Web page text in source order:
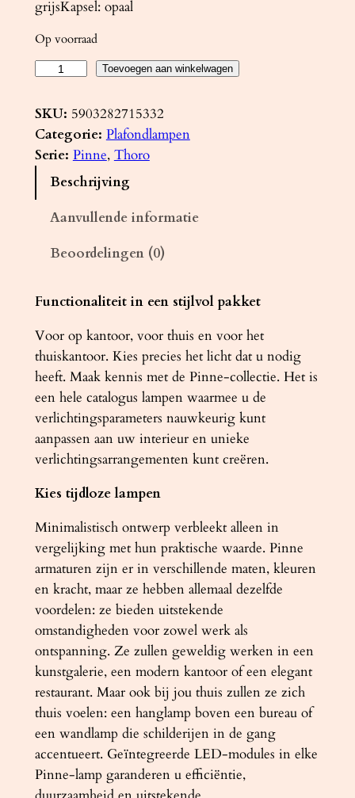
grijsKapsel: opaal
Op voorraad
a
f
o
P
N
N
E
1
1
8
g
i
j
s
a
a
n
t
a
l
Toevoegen aan winkelwagen
SKU: 5903282715332
Categorie: Plafondlampen
Serie: Pinne, Thoro
Beschrijving
Aanvullende informatie
Beoordelingen (0)
Functionaliteit in een stijlvol pakket
Voor op kantoor, voor thuis en voor het
thuiskantoor. Kies precies het licht dat u nodig
heeft. Maak kennis met de Pinne-collectie. Het is
een hele catalogus lampen waarmee u de
verlichtingsparameters nauwkeurig kunt
aanpassen aan uw interieur en unieke
verlichtingsarrangementen kunt creëren.
Kies tijdloze lampen
Minimalistisch ontwerp verbleekt alleen in
vergelijking met hun praktische waarde. Pinne
armaturen zijn er in verschillende maten, kleuren
en kracht, maar ze hebben allemaal dezelfde
voordelen: ze bieden uitstekende
omstandigheden voor zowel werk als
ontspanning. Ze zullen geweldig werken in een
kunstgalerie, een modern kantoor of een elegant
restaurant. Maar ook bij jou thuis zullen ze zich
thuis voelen: een hanglamp boven een bureau of
een wandlamp die schilderijen in de gang
accentueert. Geïntegreerde LED-modules in elke
Pinne-lamp garanderen u efficiëntie,